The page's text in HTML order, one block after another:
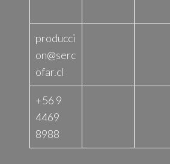
producci
on@serc
ofar.cl
+56 9
4469
8988